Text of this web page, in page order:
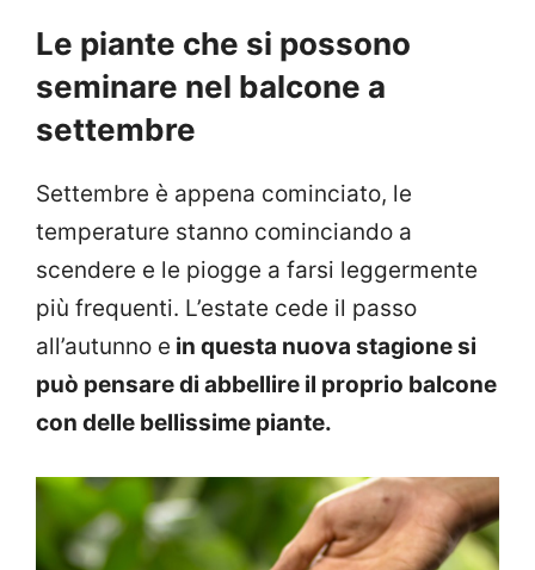
Le piante che si possono
seminare nel balcone a
settembre
Settembre è appena cominciato, le
temperature stanno cominciando a
scendere e le piogge a farsi leggermente
più frequenti. L’estate cede il passo
all’autunno e in questa nuova stagione si
può pensare di abbellire il proprio balcone
con delle bellissime piante.